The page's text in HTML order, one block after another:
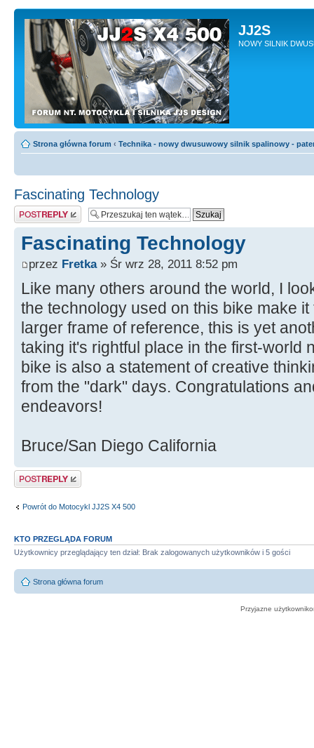
JJ2S
NOWY SILNIK
Strona główna forum ‹ Technika - nowy dwusuwowy silnik spalinowy -
Fascinating Technology
Odpowiedz
Fascinating Technology
przez Fretka» Śr wrz 28, 2011 8:52 pm
Like many others around the world, I
the technology used on this bike make
larger frame of reference, this is yet
taking it's rightful place in the first-world
bike is also a statement of creative
from the "dark" days. Congratulations
endeavors!
Bruce/San Diego California
Odpowiedz
Powrót do Motocykl JJ2S X4 500
KTO PRZEGLĄDA FORUM
Użytkownicy przeglądający ten dział: Brak zalogowanych użytkowników i 5 gości
Strona główna forum
Przyjazne